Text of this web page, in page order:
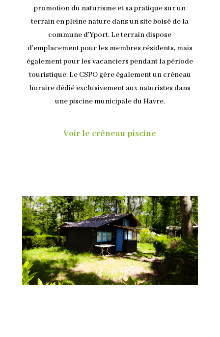
promotion du naturisme et sa pratique sur un
terrain en pleine nature dans un site boisé de la
commune d’Yport. Le terrain dispose
d’emplacement pour les membres résidents, mais
également pour les vacanciers pendant la période
touristique. Le CSPO gère également un créneau
horaire dédié exclusivement aux naturistes dans
une piscine municipale du Havre.
Voir le créneau piscine